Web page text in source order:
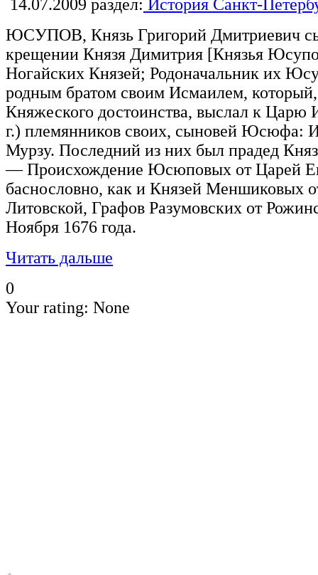
14.07.2009 раздел: История Санкт-
ЮСУПОВ, Князь Григорий Дмитриевич
крещении Князя Димитрия [Князья
Ногайских Князей; Родоначальник их
родным братом своим Исмаилем,
Княжеского достоинства, выслал к Царю
г.) племянников своих, сыновей Юсюфа:
Мурзу. Последний из них был прадед
— Происхождение Юсюповых от Царей
баснословно, как и Князей Меншиковых
Литовской, Графов Разумовских от
Ноября 1676 года.
Читать дальше
0
Your rating: None